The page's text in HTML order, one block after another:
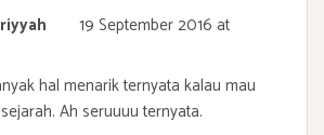
19 September 2016 at
hal menarik ternyata kalau mau
Ah seruuuu ternyata.